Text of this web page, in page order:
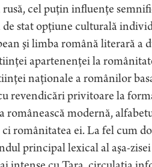
cel puţin influenţe
stat opţiune culturală
şi limba română literară a
apartenenţei la
naţionale a românilor
revendicări privitoare la
românească modernă,
românitatea ei. La fel cum
principal lexical al aşa-